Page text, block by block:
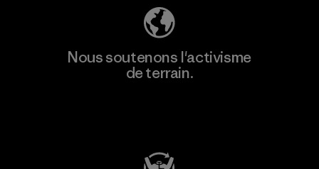
Nous soutenons l'activisme
de terrain.